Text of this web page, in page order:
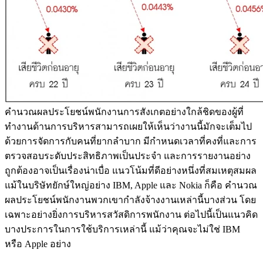
คำนวณผลประโยชน์พนักงานการสังเกตอย่างใกล้ชิดของผู้ที่
ทำงานด้านการบริหารสามารถเผยให้เห็นว่างานนี้มักจะเต็มไป
ด้วยการจัดการกับคนที่ยากลำบาก มีกำหนดเวลาที่คงที่และการ
ตรวจสอบระดับประสิทธิภาพเป็นประจำ และการรายงานอย่าง
ถูกต้องอาจเป็นเรื่องน่าเบื่อ แนวโน้มที่ดีอย่างหนึ่งที่สมเหตุสมผล
แม้ในบริษัทยักษ์ใหญ่อย่าง IBM, Apple และ Nokia ก็คือ คำนวณ
ผลประโยชน์พนักงานพวกเขากำลังจ้างงานเหล่านี้บางส่วน โดย
เฉพาะอย่างยิ่งการบริหารสวัสดิการพนักงาน ต่อไปนี้เป็นแนวคิด
บางประการในการใช้บริการเหล่านี้ แม้ว่าคุณจะไม่ใช่ IBM
หรือ Apple อย่าง